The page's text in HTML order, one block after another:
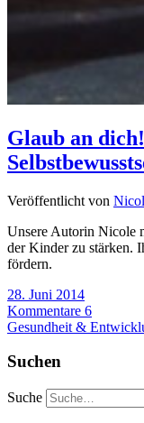
Glaub an
Veröffentlicht von
Unsere Autorin Nicole
der Kinder zu stärken.
fördern.
28. Juni 2014
Kommentare 6
Gesundheit &
Suchen
Suche